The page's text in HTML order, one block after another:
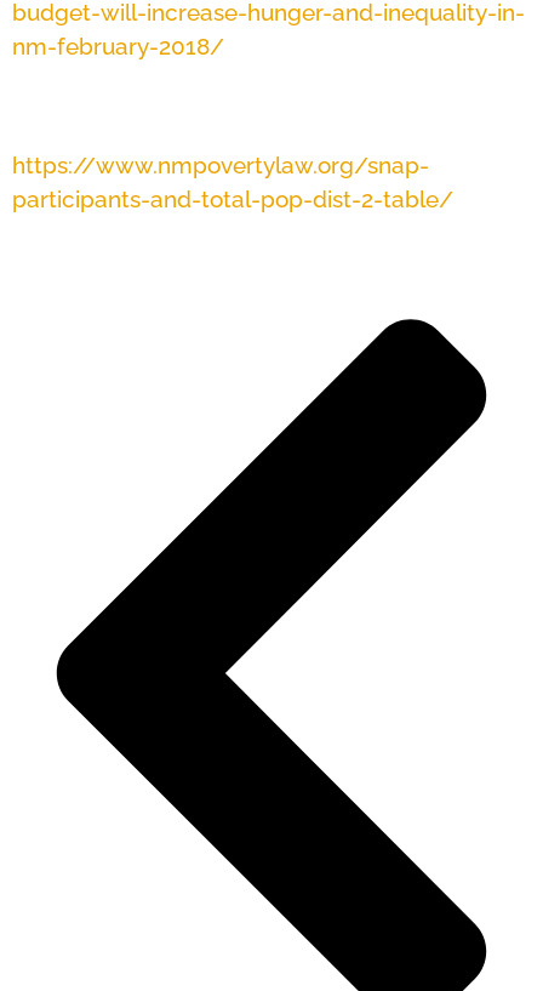
budget-will-increase-hunger-and-inequality-in-
nm-february-2018/
https://www.nmpovertylaw.org/snap-
participants-and-total-pop-dist-2-table/